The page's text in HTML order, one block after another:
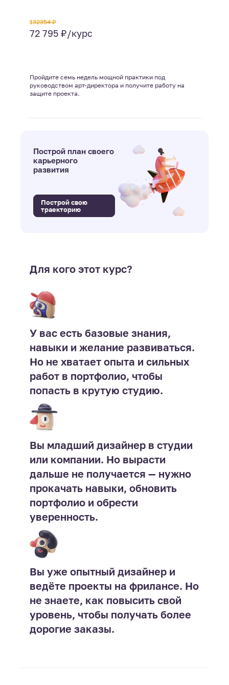
132354 ₽
72 795 ₽/курс
Пройдите семь недель мощной практики под
руководством арт-директора и получите работу на
защите проекта.
Построй план своего
карьерного
развития
Построй свою
траекторию
Для кого этот курс?
У вас есть базовые знания,
навыки и желание развиваться.
Но не хватает опыта и сильных
работ в портфолио, чтобы
попасть в крутую студию.
Вы младший дизайнер в студии
или компании. Но вырасти
дальше не получается — нужно
прокачать навыки, обновить
портфолио и обрести
уверенность.
Вы уже опытный дизайнер и
ведёте проекты на фрилансе. Но
не знаете, как повысить свой
уровень, чтобы получать более
дорогие заказы.